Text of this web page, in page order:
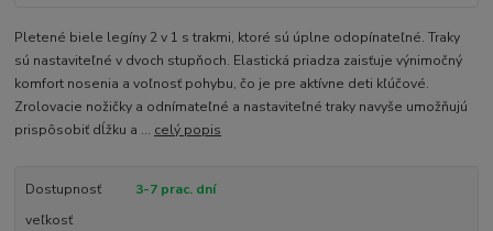
Pletené biele legíny 2 v 1 s trakmi, ktoré sú úplne odopínateľné. Traky
sú nastaviteľné v dvoch stupňoch. Elastická priadza zaisťuje výnimočný
komfort nosenia a voľnosť pohybu, čo je pre aktívne deti kľúčové.
Zrolovacie nožičky a odnímateľné a nastaviteľné traky navyše umožňujú
prispôsobiť dĺžku a ... celý popis
Dostupnosť
3-7 prac. dní
veľkosť